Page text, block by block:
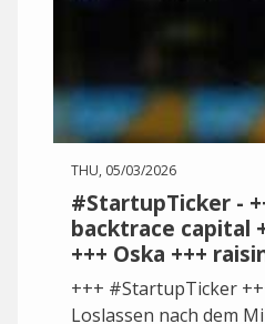
THU, 05/03/2026
#StartupTicker -
backtrace capital
+++ Oska +++
+++ #StartupTicker
Loslassen nach dem